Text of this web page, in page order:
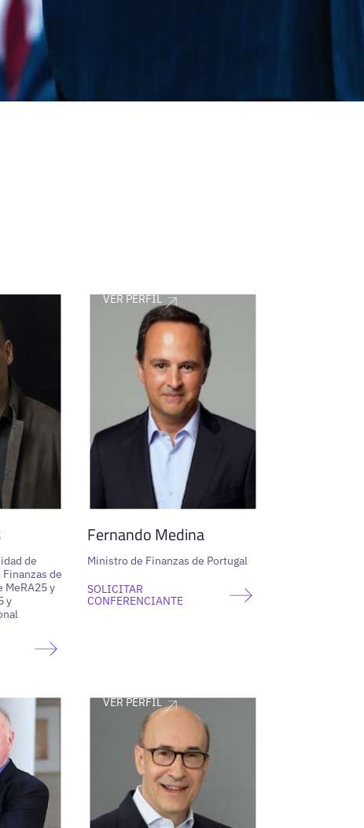
de
de
MeRA25 y
y
VER PERFIL
Fernando Medina
Ministro de Finanzas de Portugal
SOLICITAR
CONFERENCIANTE
VER PERFIL